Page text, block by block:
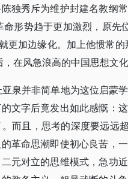
独秀斥为维护封建名教纲
形势趋于更加激烈，原先
更加边缘化。加上他惯常
在风急浪高的中国思想文
泉并非简单地为这位启蒙
文字后竟发出如此感慨：
而且，思考的深度要远远
革命思潮即使初心良苦，
元对立的思维模式，急功